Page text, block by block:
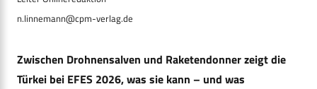
n.linnemann@cpm-verlag.de
Zwischen Drohnensalven und Raketendonner zeigt die
Türkei bei EFES 2026, was sie kann – und was